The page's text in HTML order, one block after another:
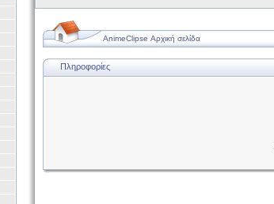
AnimeClipse Αρχική σελίδα
Πληροφορίες